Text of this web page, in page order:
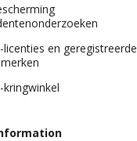
licenties en geregistreerde
kringwinkel